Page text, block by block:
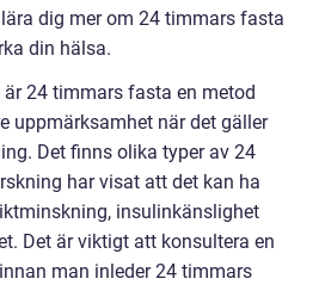
dig mer om 24 timmars fasta
din hälsa.
24 timmars fasta en metod
uppmärksamhet när det gäller
Det finns olika typer av 24
har visat att det kan ha
insulinkänslighet
Det är viktigt att konsultera en
man inleder 24 timmars